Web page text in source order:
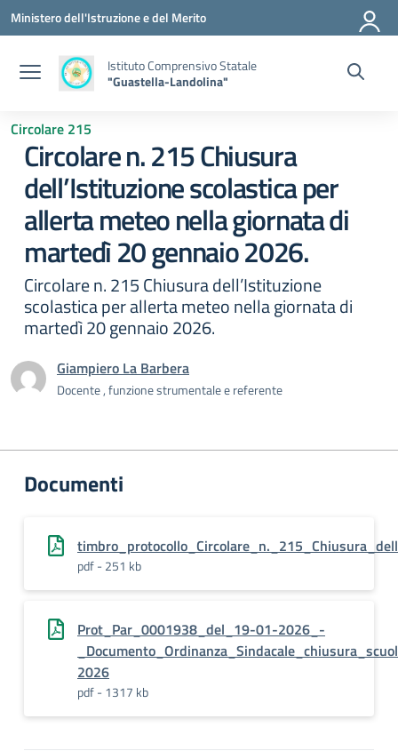
Vai ai contenuti
Vai al menu di navigazione
Vai al footer
Ministero dell'Istruzione e del Merito
Istituto Comprensivo Statale
"Guastella-Landolina"
Circolare 215
Circolare n. 215 Chiusura
dell’Istituzione scolastica per
allerta meteo nella giornata di
martedì 20 gennaio 2026.
Circolare n. 215 Chiusura dell’Istituzione
scolastica per allerta meteo nella giornata di
martedì 20 gennaio 2026.
Giampiero La Barbera
Docente , funzione strumentale e referente
Documenti
pdf - 251 kb
Prot_Par_0001938_del_19-01-2026_-
2026
pdf - 1317 kb